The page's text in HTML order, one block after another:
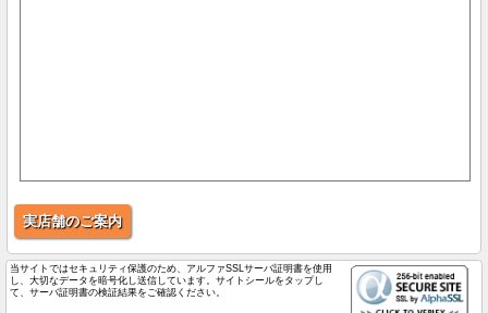
実店舗のご案内
当サイトではセキュリティ保護のため、アルファSSLサーバ証明書を使用
し、大切なデータを暗号化し送信しています。サイトシールをタップし
て、サーバ証明書の検証結果をご確認ください。